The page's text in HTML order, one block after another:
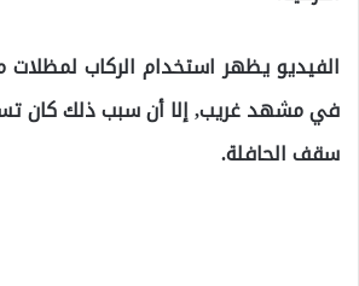
الفيديو يظهر استخدام الركاب لمظلات
في مشهد غريب, إلا أن سبب ذلك كان
سقف الحافلة.